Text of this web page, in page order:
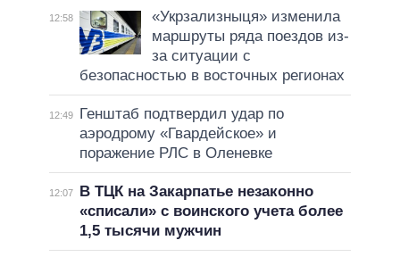
12:58
«Укрзализныця» изменила
маршруты ряда поездов из-
за ситуации с
безопасностью в восточных регионах
12:49
Генштаб подтвердил удар по
аэродрому «Гвардейское» и
поражение РЛС в Оленевке
12:07
В ТЦК на Закарпатье незаконно
«списали» с воинского учета более
1,5 тысячи мужчин